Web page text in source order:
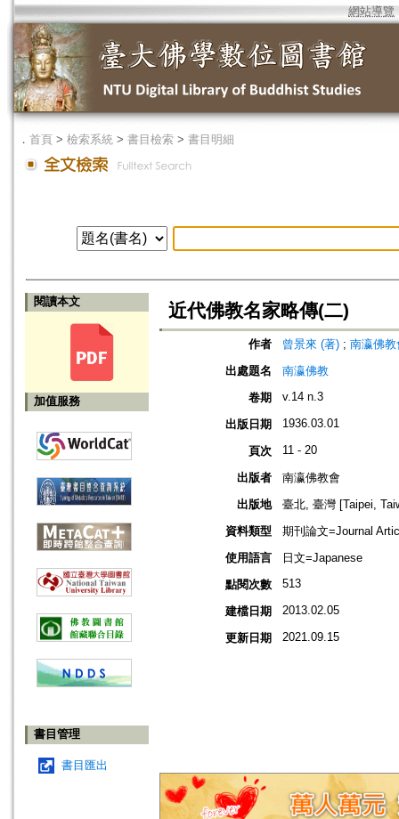
網站導覽
． 首頁 > 檢索系統 > 書目檢索 > 書目明細
閱讀本文
加值服務
書目管理
書目匯出
近代佛教名家略傳(二)
作者 曾景來 (著) ; 南瀛佛
出處題名
南瀛佛教
卷期
v.14 n.3
出版日期 1936.03.01
頁次 11 - 20
出版者
南瀛佛教會
出版地
臺北, 臺灣 [Taipei,
資料類型
期刊論文=Journal
使用語言
日文=Japanese
點閱次數
513
建檔日期 2013.02.05
更新日期 2021.09.15